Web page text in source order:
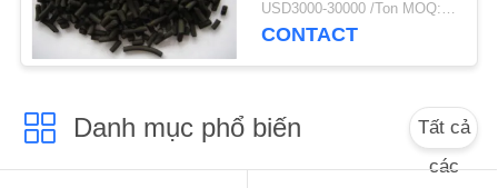
PRIVACY
POLICY
USD3000-30000 /Ton MOQ:1 kg
CONTACT
Danh mục phổ biến
Tất cả
các